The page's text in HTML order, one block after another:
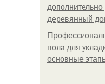
дополнительно
деревянный
пола для
основные